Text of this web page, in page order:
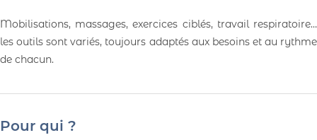
Mobilisations, massages, exercices ciblés, travail respiratoire…
les outils sont variés, toujours adaptés aux besoins et au rythme
de chacun.
Pour qui ?